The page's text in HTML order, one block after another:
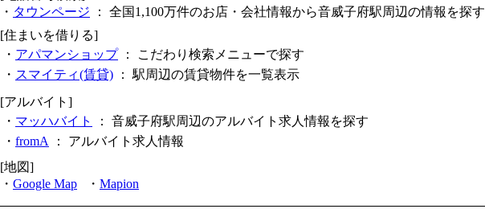
・ タウンページ ： 全国1,100万件のお店・会社情報から音威子府駅周辺の情報を探す
[住まいを借りる]
・ アパマンショップ： こだわり検索メニューで探す
・ スマイティ(賃貸) ： 駅周辺の賃貸物件を一覧表示
[アルバイト]
・ マッハバイト
： 音威子府駅周辺のアルバイト求人情報を探す
・ fromA ： アルバイト求人情報
[地図]
・ Google Map ・ Mapion